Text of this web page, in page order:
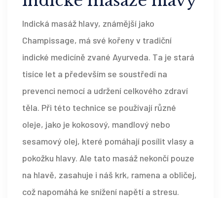
Indická masáž hlavy, známější jako
Champissage, má své kořeny v tradiční
indické medicíně zvané Ayurveda. Ta je stará
tisíce let a především se soustředí na
prevenci nemocí a udržení celkového zdraví
těla. Při této technice se používají různé
oleje, jako je kokosový, mandlový nebo
sesamový olej, které pomáhají posílit vlasy a
pokožku hlavy. Ale tato masáž nekončí pouze
na hlavě, zasahuje i náš krk, ramena a obličej,
což napomáhá ke snížení napětí a stresu.